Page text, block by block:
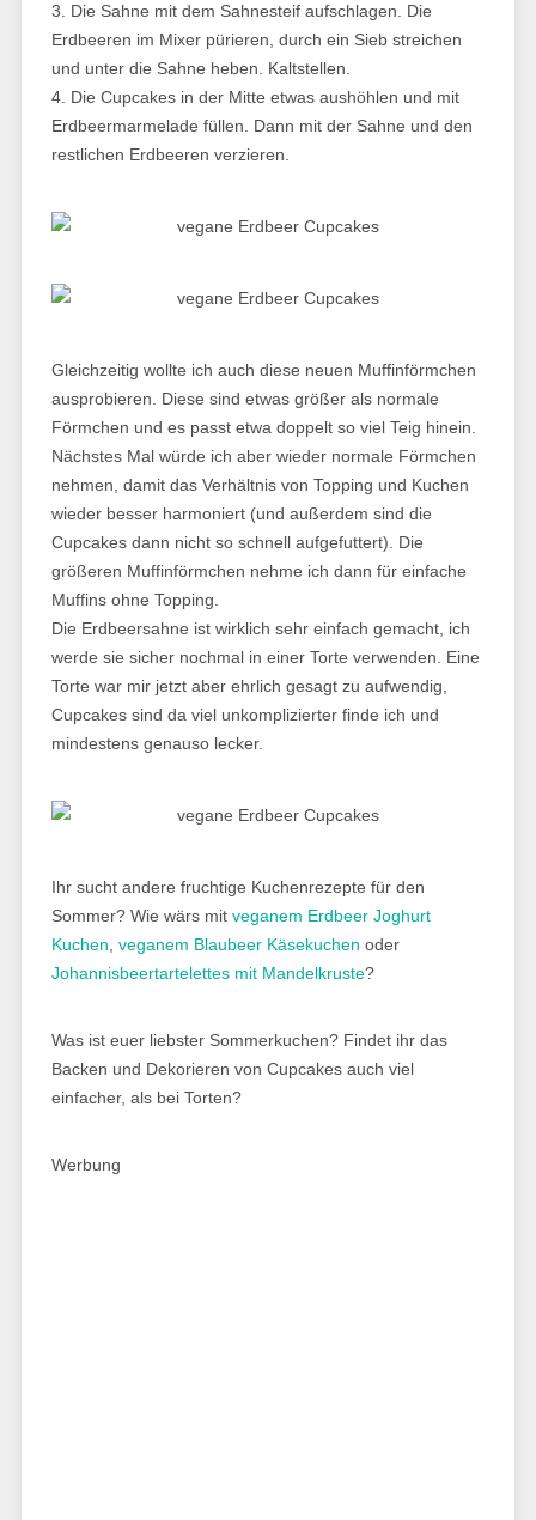
3. Die Sahne mit dem Sahnesteif aufschlagen. Die
Erdbeeren im Mixer pürieren, durch ein Sieb streichen
und unter die Sahne heben. Kaltstellen.
4. Die Cupcakes in der Mitte etwas aushöhlen und mit
Erdbeermarmelade füllen. Dann mit der Sahne und den
restlichen Erdbeeren verzieren.
Gleichzeitig wollte ich auch diese neuen Muffinförmchen
ausprobieren. Diese sind etwas größer als normale
Förmchen und es passt etwa doppelt so viel Teig hinein.
Nächstes Mal würde ich aber wieder normale Förmchen
nehmen, damit das Verhältnis von Topping und Kuchen
wieder besser harmoniert (und außerdem sind die
Cupcakes dann nicht so schnell aufgefuttert). Die
größeren Muffinförmchen nehme ich dann für einfache
Muffins ohne Topping.
Die Erdbeersahne ist wirklich sehr einfach gemacht, ich
werde sie sicher nochmal in einer Torte verwenden. Eine
Torte war mir jetzt aber ehrlich gesagt zu aufwendig,
Cupcakes sind da viel unkomplizierter finde ich und
mindestens genauso lecker.
Ihr sucht andere fruchtige Kuchenrezepte für den
Sommer? Wie wärs mit veganem Erdbeer Joghurt
Kuchen veganem Blaubeer Käsekuchen oder
Johannisbeertartelettes mit Mandelkruste?
Was ist euer liebster Sommerkuchen? Findet ihr das
Backen und Dekorieren von Cupcakes auch viel
einfacher, als bei Torten?
Werbung